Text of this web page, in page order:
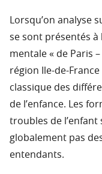
Lorsqu’on analyse
se sont présentés
mentale « de Paris
région Ile-de-
classique des
de l’enfance. Les
troubles de
globalement pas
entendants.